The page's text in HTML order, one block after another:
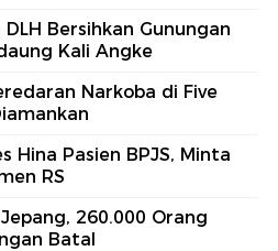
Bersihkan Gunungan
Kali Angke
Narkoba di Five
Hina Pasien BPJS, Minta
RS
260.000 Orang
Batal